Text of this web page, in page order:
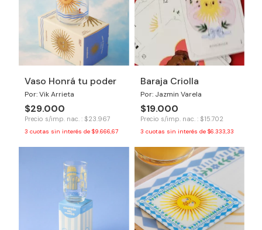
Vaso Honrá tu poder
Por: Vik Arrieta
$29.000
Precio s/imp. nac. : $23.967
3 cuotas sin interés de $9.666,67
Baraja Criolla
Por: Jazmin Varela
$19.000
Precio s/imp. nac. : $15.702
3 cuotas sin interés de $6.333,33